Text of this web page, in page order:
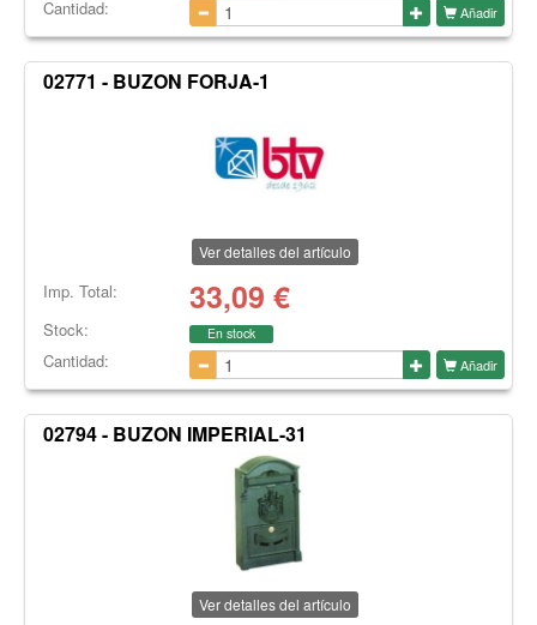
Cantidad: Añadir
02771 - BUZON FORJA-1
Ver detalles del artículo
Imp. Total: 33,09 €
Stock: En stock
Cantidad: Añadir
02794 - BUZON IMPERIAL-31
Ver detalles del artículo